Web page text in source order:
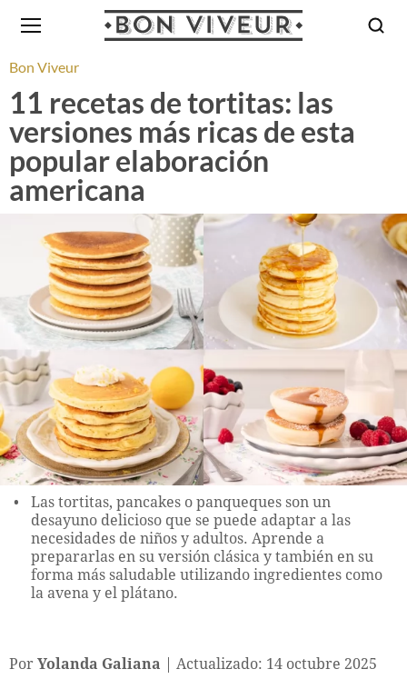
Bon Viveur
11 recetas de tortitas: las
versiones más ricas de esta
popular elaboración
americana
Las tortitas, pancakes o panqueques son un
desayuno delicioso que se puede adaptar a las
necesidades de niños y adultos. Aprende a
prepararlas en su versión clásica y también en su
forma más saludable utilizando ingredientes como
la avena y el plátano.
Por Yolanda Galiana Actualizado: 14 octubre 2025